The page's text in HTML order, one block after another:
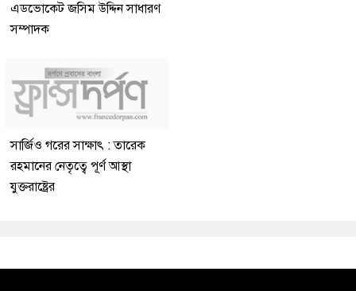
এডভোকেট জসিম উদ্দিন সাধারণ
সম্পাদক
সার্জিও গরের সাক্ষাৎ : তারেক
রহমানের নেতৃত্বে পূর্ণ আস্থা
যুক্তরাষ্ট্রের